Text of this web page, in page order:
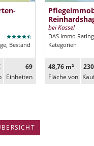
Bestand
69
Ein­heiten
bei Kassel
DAS Immo
Kategorien
48,76 m²
Fläche von